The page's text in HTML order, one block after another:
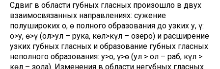
Сдвиг в области губных гласных произошло в двух
взаимосвязанных направлениях: сужение
полушироких о, ө полного образования до узких у, ү:
о>у, ө>ү (қол>қул – рука, көл>күл – озеро) и расширение
узких губных гласных и образование губных гласных
неполного образования: у>о, ү>ө (қул > қол – раб, күл >
көл – зола). Изменения в области негубных гласных